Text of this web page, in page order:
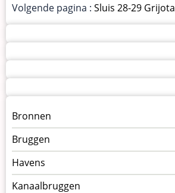
Volgende pagina : Sluis 28-29 Grijota
Menu
kunstwerken
op
kunstwerkpagina
Bronnen
Bruggen
Havens
Kanaalbruggen